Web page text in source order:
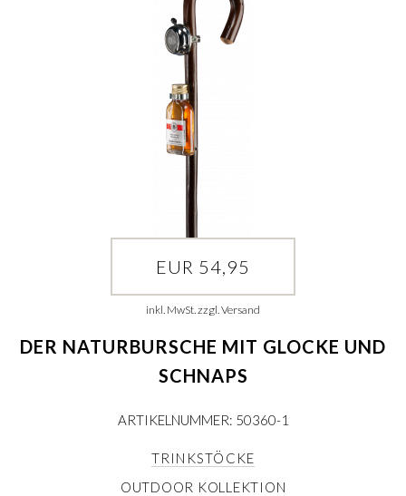
EUR 54,95
inkl. MwSt. zzgl. Versand
DER NATURBURSCHE MIT GLOCKE UND
SCHNAPS
ARTIKELNUMMER: 50360-1
TRINKSTÖCKE
OUTDOOR KOLLEKTION